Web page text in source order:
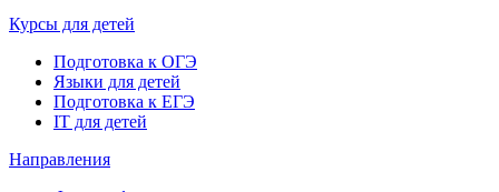
Курсы для детей
Подготовка к ОГЭ
Языки для детей
Подготовка к ЕГЭ
IT для детей
Направления